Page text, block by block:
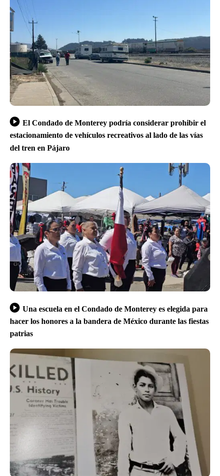
El Condado de Monterey podría considerar prohibir el
estacionamiento de vehículos recreativos al lado de las vías
del tren en Pájaro
Una escuela en el Condado de Monterey es elegida para
hacer los honores a la bandera de México durante las fiestas
patrias